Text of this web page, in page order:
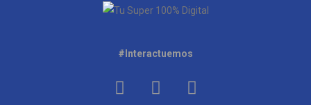
#Interactuemos